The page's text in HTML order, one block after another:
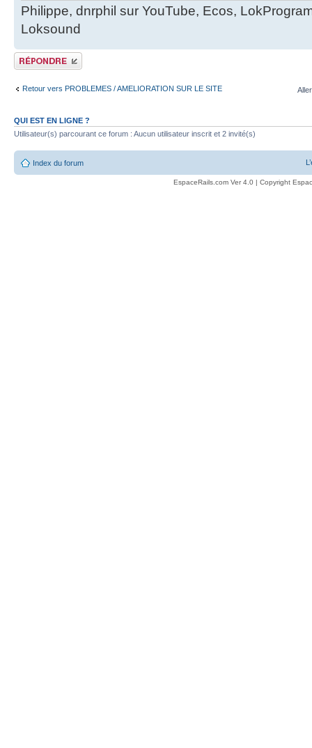
Philippe, dnrphil sur YouTube, Ecos,
Loksound
Publier une réponse
Retour vers PROBLEMES / AMELIORATION SUR LE SITE
QUI EST EN LIGNE ?
Utilisateur(s) parcourant ce forum : Aucun utilisateur inscrit et 2 invité(s)
Index du forum
EspaceRails.com Ver 4.0 | Copyright